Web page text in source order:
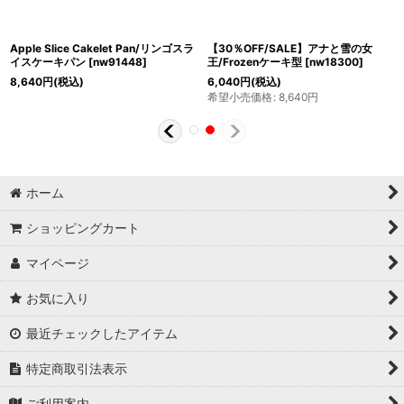
Apple Slice Cakelet Pan/リンゴスラ
イスケーキパン [nw91448]
8,640円(税込)
【30％OFF/SALE】アナと雪の女
王/Frozenケーキ型 [nw18300]
6,040円(税込)
希望小売価格: 8,640円
ホーム
ショッピングカート
マイページ
お気に入り
最近チェックしたアイテム
特定商取引法表示